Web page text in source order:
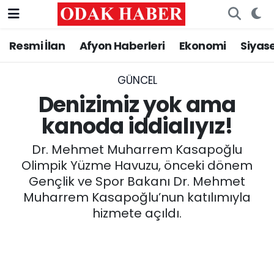
Resmi İlan Afyon Haberleri Ekonomi
GÜNCEL
Denizimiz yok ama
kanoda iddialıyız!
Dr. Mehmet Muharrem Kasapoğlu
Olimpik Yüzme Havuzu, önceki dönem
Gençlik ve Spor Bakanı Dr. Mehmet
Muharrem Kasapoğlu’nun katılımıyla
hizmete açıldı.
AFYONKARAHİSAR HABERLERİ
ASAYİŞ
SİYASET
EĞİTİM
Nöbetçi Eczaneler
Trafik Durumu
Süper Lig Puan Durumu ve Fikstür
Tüm Manşetler
Son Dakika Haberleri